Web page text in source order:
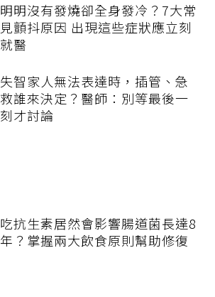
明明沒有發燒卻全身發冷？7大常
見顫抖原因 出現這些症狀應立刻
就醫
失智家人無法表達時，插管、急
救誰來決定？醫師：別等最後一
刻才討論
吃抗生素居然會影響腸道菌長達8
年？掌握兩大飲食原則幫助修復